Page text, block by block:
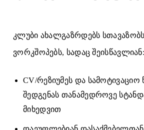
კლუბი ახალგაზრდებს
ვორკშოპებს, სადაც შეისწავლიან:
CV/რეზიუმეს და
შედგენას თანამედროვე
მიხედვით